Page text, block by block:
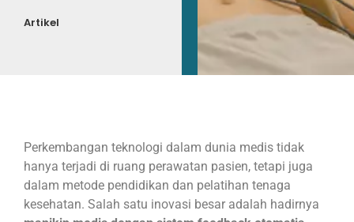
Artikel
Perkembangan teknologi dalam dunia medis tidak
hanya terjadi di ruang perawatan pasien, tetapi juga
dalam metode pendidikan dan pelatihan tenaga
kesehatan. Salah satu inovasi besar adalah hadirnya